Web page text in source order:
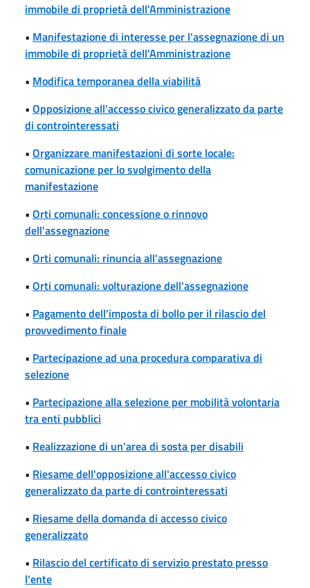
immobile di proprietà dell'Amministrazione
• Manifestazione di interesse per l'assegnazione di un
immobile di proprietà dell'Amministrazione
• Modifica temporanea della viabilità
• Opposizione all'accesso civico generalizzato da parte
di controinteressati
• Organizzare manifestazioni di sorte locale:
comunicazione per lo svolgimento della
manifestazione
• Orti comunali: concessione o rinnovo
dell'assegnazione
• Orti comunali: rinuncia all'assegnazione
• Orti comunali: volturazione dell'assegnazione
• Pagamento dell'imposta di bollo per il rilascio del
provvedimento finale
• Partecipazione ad una procedura comparativa di
selezione
• Partecipazione alla selezione per mobilità volontaria
tra enti pubblici
• Realizzazione di un'area di sosta per disabili
• Riesame dell'opposizione all'accesso civico
generalizzato da parte di controinteressati
• Riesame della domanda di accesso civico
generalizzato
• Rilascio del certificato di servizio prestato presso
l'ente